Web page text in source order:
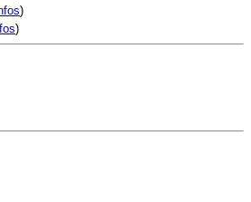
)
)